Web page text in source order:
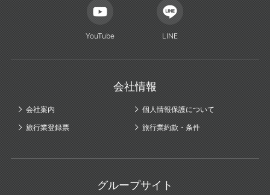
YouTube LINE
会社情報
会社案内
個人情報保護について
旅行業登録票
旅行業約款・条件
グループサイト